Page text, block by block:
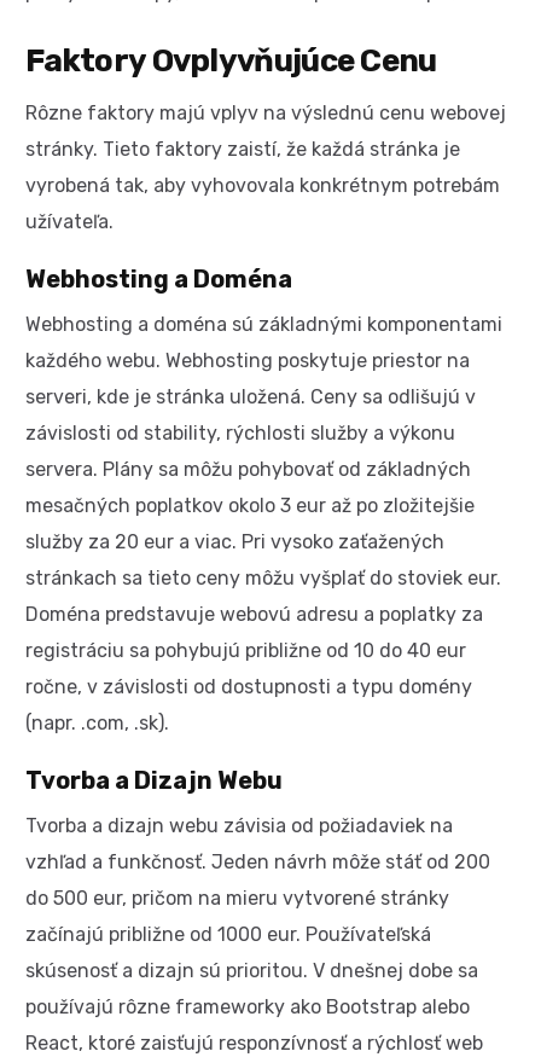
Faktory Ovplyvňujúce Cenu
Rôzne faktory majú vplyv na výslednú cenu webovej
stránky. Tieto faktory zaistí, že každá stránka je
vyrobená tak, aby vyhovovala konkrétnym potrebám
užívateľa.
Webhosting a Doména
Webhosting a doména sú základnými komponentami
každého webu. Webhosting poskytuje priestor na
serveri, kde je stránka uložená. Ceny sa odlišujú v
závislosti od stability, rýchlosti služby a výkonu
servera. Plány sa môžu pohybovať od základných
mesačných poplatkov okolo 3 eur až po zložitejšie
služby za 20 eur a viac. Pri vysoko zaťažených
stránkach sa tieto ceny môžu vyšplať do stoviek eur.
Doména predstavuje webovú adresu a poplatky za
registráciu sa pohybujú približne od 10 do 40 eur
ročne, v závislosti od dostupnosti a typu domény
(napr. .com, .sk).
Tvorba a Dizajn Webu
Tvorba a dizajn webu závisia od požiadaviek na
vzhľad a funkčnosť. Jeden návrh môže stáť od 200
do 500 eur, pričom na mieru vytvorené stránky
začínajú približne od 1000 eur. Používateľská
skúsenosť a dizajn sú prioritou. V dnešnej dobe sa
používajú rôzne frameworky ako Bootstrap alebo
React, ktoré zaisťujú responzívnosť a rýchlosť web